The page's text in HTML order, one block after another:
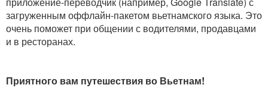
загруженным оффлайн-пакетом вьетнамского языка. Это
очень поможет при общении с водителями, продавцами
и в ресторанах.
Приятного вам путешествия во Вьетнам!